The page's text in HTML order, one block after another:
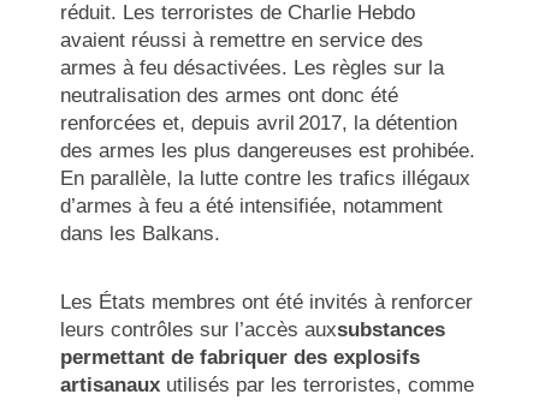
réduit. Les terroristes de Charlie Hebdo
avaient réussi à remettre en service des
armes à feu désactivées. Les règles sur la
neutralisation des armes ont donc été
renforcées et, depuis avril 2017, la détention
des armes les plus dangereuses est prohibée.
En parallèle, la lutte contre les trafics illégaux
d’armes à feu a été intensifiée, notamment
dans les Balkans.
Les États membres ont été invités à renforcer
leurs contrôles sur l’accès auxsubstances
permettant de fabriquer des explosifs
artisanaux utilisés par les terroristes, comme